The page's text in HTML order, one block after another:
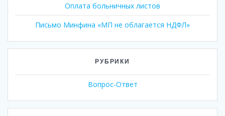
Оплата больничных листов
Письмо Минфина «МП не облагается НДФЛ»
РУБРИКИ
Вопрос-Ответ